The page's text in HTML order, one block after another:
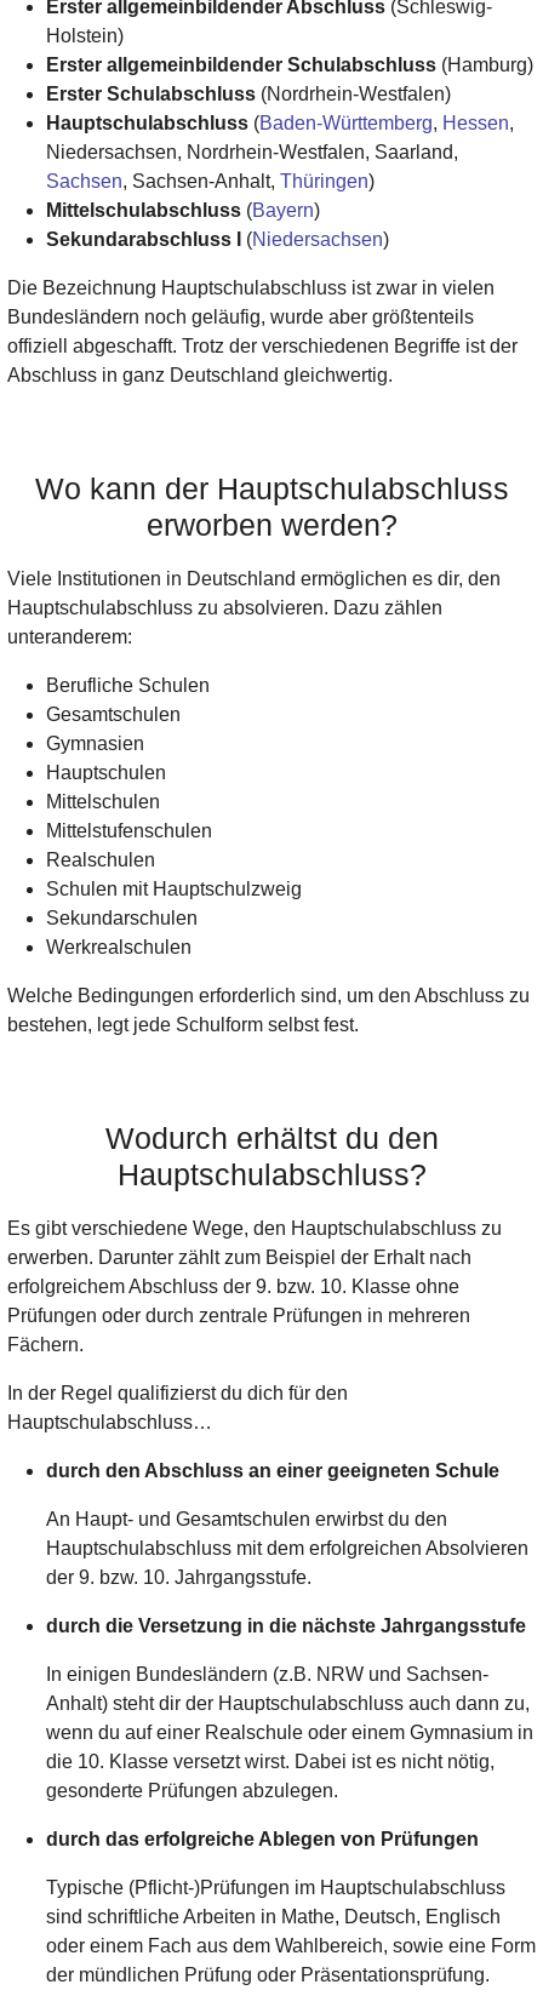
Erster allgemeinbildender Abschluss (Schleswig-
Holstein)
Erster allgemeinbildender Schulabschluss (Hamburg)
Erster Schulabschluss (Nordrhein-Westfalen)
Hauptschulabschluss (Baden-Württemberg, Hessen,
Niedersachsen, Nordrhein-Westfalen, Saarland,
Sachsen, Sachsen-Anhalt, Thüringen)
Mittelschulabschluss (Bayern)
Sekundarabschluss I
(Niedersachsen)
Die Bezeichnung Hauptschulabschluss ist zwar in vielen
Bundesländern noch geläufig, wurde aber größtenteils
offiziell abgeschafft. Trotz der verschiedenen Begriffe ist der
Abschluss in ganz Deutschland gleichwertig.
Wo kann der Hauptschulabschluss
erworben werden?
Viele Institutionen in Deutschland ermöglichen es dir, den
Hauptschulabschluss zu absolvieren. Dazu zählen
unteranderem:
Berufliche Schulen
Gesamtschulen
Gymnasien
Hauptschulen
Mittelschulen
Mittelstufenschulen
Realschulen
Schulen mit Hauptschulzweig
Sekundarschulen
Werkrealschulen
Welche Bedingungen erforderlich sind, um den Abschluss zu
bestehen, legt jede Schulform selbst fest.
Wodurch erhältst du den
Hauptschulabschluss?
Es gibt verschiedene Wege, den Hauptschulabschluss zu
erwerben. Darunter zählt zum Beispiel der Erhalt nach
erfolgreichem Abschluss der 9. bzw. 10. Klasse ohne
Prüfungen oder durch zentrale Prüfungen in mehreren
Fächern.
In der Regel qualifizierst du dich für den
Hauptschulabschluss…
durch den Abschluss an einer geeigneten Schule
An Haupt- und Gesamtschulen erwirbst du den
Hauptschulabschluss mit dem erfolgreichen Absolvieren
der 9. bzw. 10. Jahrgangsstufe.
durch die Versetzung in die nächste Jahrgangsstufe
In einigen Bundesländern (z.B. NRW und Sachsen-
Anhalt) steht dir der Hauptschulabschluss auch dann zu,
wenn du auf einer Realschule oder einem Gymnasium in
die 10. Klasse versetzt wirst. Dabei ist es nicht nötig,
gesonderte Prüfungen abzulegen.
durch das erfolgreiche Ablegen von Prüfungen
Typische (Pflicht-)Prüfungen im Hauptschulabschluss
sind schriftliche Arbeiten in Mathe, Deutsch, Englisch
oder einem Fach aus dem Wahlbereich, sowie eine Form
der mündlichen Prüfung oder Präsentationsprüfung.